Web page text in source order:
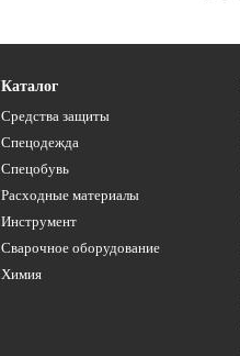
Каталог
Средства защиты
Спецодежда
Спецобувь
Расходные материалы
Инструмент
Сварочное оборудование
Химия